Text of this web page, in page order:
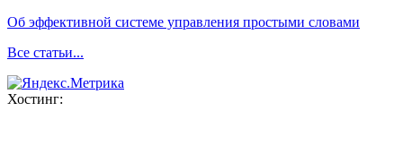
Об эффективной системе управления простыми словами
Все статьи...
Хостинг: